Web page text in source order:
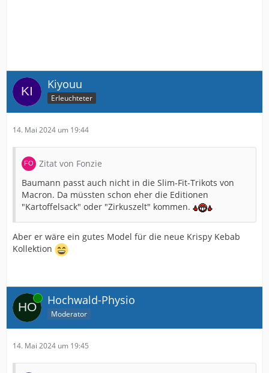
Kiyouu
Erleuchteter
14. Mai 2024 um 19:44
Zitat von Fonzie
Baumann passt auch nicht in die Slim-Fit-Trikots von
Macron. Da müssten schon eher die Editionen
"Kartoffelsack" oder "Zirkuszelt" kommen.
Aber er wäre ein gutes Model für die neue Krispy Kebab
Kollektion
Online Hochwald-Physio
Moderator
14. Mai 2024 um 19:45